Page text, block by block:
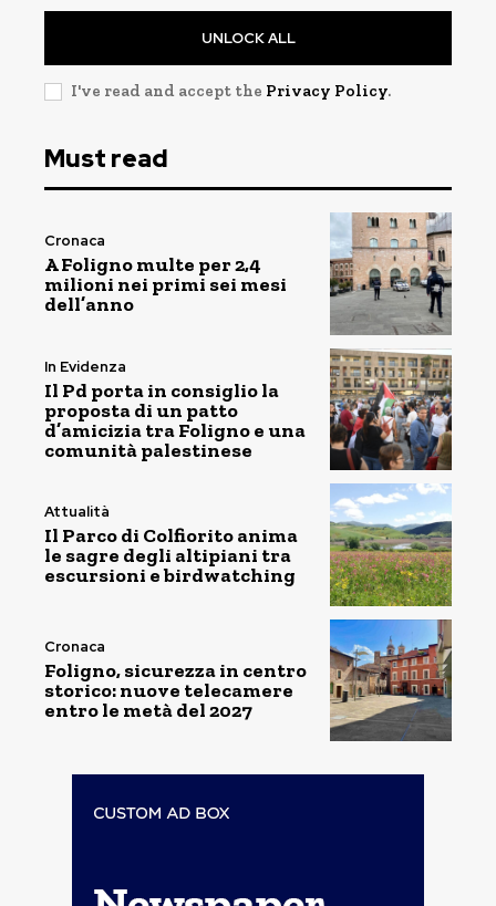
UNLOCK ALL
I've read and accept the Privacy Policy.
Must read
Cronaca
A Foligno multe per 2,4
milioni nei primi sei mesi
dell’anno
In Evidenza
Il Pd porta in consiglio la
proposta di un patto
d’amicizia tra Foligno e una
comunità palestinese
Attualità
Il Parco di Colfiorito anima
le sagre degli altipiani tra
escursioni e birdwatching
Cronaca
Foligno, sicurezza in centro
storico: nuove telecamere
entro le metà del 2027